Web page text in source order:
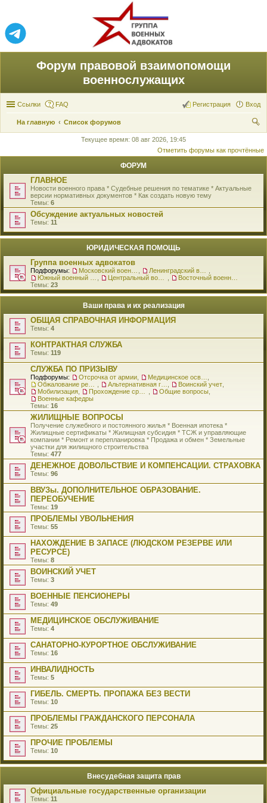
Форум правовой взаимопомощи
военнослужащих
Ссылки FAQ Вход
Регистрация
На главную
Список форумов
ск
Текущее время: 08 авг 2026, 19:45
Отметить форумы как прочтённые
ФОРУМ
ГЛАВНОЕ
Новости военного права * Судебные решения по тематике * Актуальные
версии нормативных документов * Как создать новую тему
Темы: 6
Обсуждение актуальных новостей
Темы: 11
ЮРИДИЧЕСКАЯ ПОМОЩЬ
Группа военных адвокатов
Подфорумы:
Темы: 23
Ваши права и их реализация
ОБЩАЯ СПРАВОЧНАЯ ИНФОРМАЦИЯ
Темы: 4
КОНТРАКТНАЯ СЛУЖБА
Темы: 119
СЛУЖБА ПО ПРИЗЫВУ
Подфорумы: Отсрочка от армии
Воинский учет
Мобилизация
Общие вопросы
Военные кафедры
Темы: 16
ЖИЛИЩНЫЕ ВОПРОСЫ
Получение служебного и постоянного жилья * Военная ипотека *
Жилищные сертификаты * Жилищная субсидия * ТСЖ и управляющие
компании * Ремонт и перепланировка * Продажа и обмен * Земельные
участки для жилищного строительства
Темы: 477
ДЕНЕЖНОЕ ДОВОЛЬСТВИЕ И КОМПЕНСАЦИИ. СТРАХОВКА
Темы: 96
ВВУЗы. ДОПОЛНИТЕЛЬНОЕ ОБРАЗОВАНИЕ.
ПЕРЕОБУЧЕНИЕ
Темы: 19
ПРОБЛЕМЫ УВОЛЬНЕНИЯ
Темы: 55
НАХОЖДЕНИЕ В ЗАПАСЕ (ЛЮДСКОМ РЕЗЕРВЕ ИЛИ
РЕСУРСЕ)
Темы: 8
ВОИНСКИЙ УЧЕТ
Темы: 3
ВОЕННЫЕ ПЕНСИОНЕРЫ
Темы: 49
МЕДИЦИНСКОЕ ОБСЛУЖИВАНИЕ
Темы: 4
САНАТОРНО-КУРОРТНОЕ ОБСЛУЖИВАНИЕ
Темы: 16
ИНВАЛИДНОСТЬ
Темы: 5
ГИБЕЛЬ. СМЕРТЬ. ПРОПАЖА БЕЗ ВЕСТИ
Темы: 10
ПРОБЛЕМЫ ГРАЖДАНСКОГО ПЕРСОНАЛА
Темы: 25
ПРОЧИЕ ПРОБЛЕМЫ
Темы: 10
Внесудебная защита прав
Официальные государственные организации
Темы: 11